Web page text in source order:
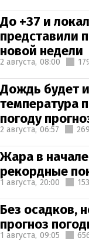
До +37 и
представили
новой недели
2 августа, 08:00
Дождь будет
температура
погоду
2 августа, 06:57
Жара в начале
рекордные
1 августа, 20:00
Без осадков,
прогноз
1 августа, 09:05